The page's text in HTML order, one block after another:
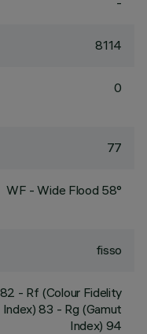
8114
0
77
WF - Wide Flood 58°
fisso
82 - Rf (Colour Fidelity
Index) 83 - Rg (Gamut
Index) 94